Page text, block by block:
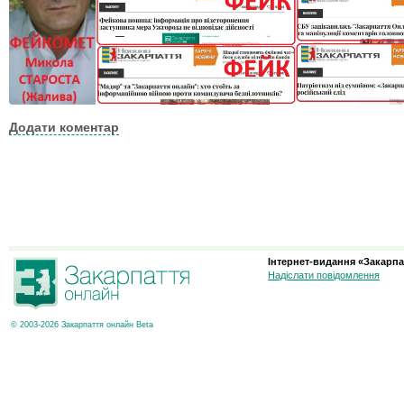
Додати коментар
© 2003-2026 Закарпаття онлайн Beta
Інтернет-видання
Надіслати повідомлення